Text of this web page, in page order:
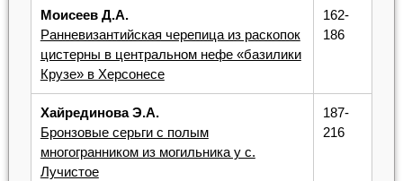
Моисеев Д.А.
Ранневизантийская черепица из раскопок
цистерны в центральном нефе «базилики
Крузе» в Херсонесе
162-
186
Хайрединова Э.А.
Бронзовые серьги с полым
многогранником из могильника у с.
Лучистое
187-
216